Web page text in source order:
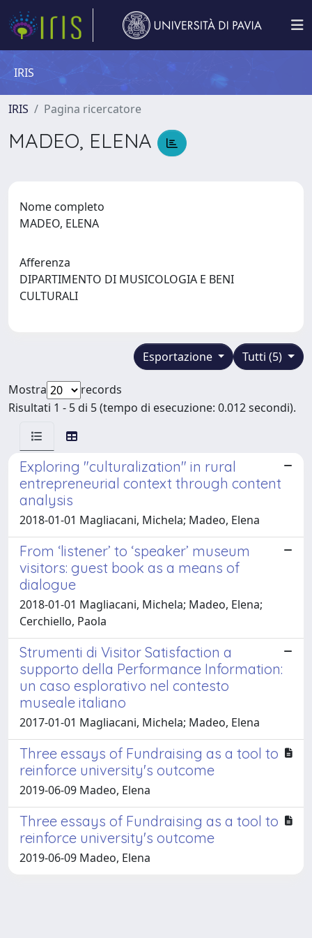
IRIS
IRIS Pagina ricercatore
MADEO, ELENA
Nome completo
MADEO, ELENA
Afferenza
DIPARTIMENTO DI MUSICOLOGIA E BENI
CULTURALI
Tutti (5)
Esportazione
Mostra
records
Risultati 1 - 5 di 5 (tempo di esecuzione: 0.012 secondi).
Exploring "culturalization" in rural
entrepreneurial context through content
analysis
2018-01-01 Magliacani, Michela; Madeo, Elena
From ‘listener’ to ‘speaker’ museum
visitors: guest book as a means of
dialogue
2018-01-01 Magliacani, Michela; Madeo, Elena;
Cerchiello, Paola
Strumenti di Visitor Satisfaction a
supporto della Performance Information:
un caso esplorativo nel contesto
museale italiano
2017-01-01 Magliacani, Michela; Madeo, Elena
Three essays of Fundraising as a tool to
reinforce university's outcome
2019-06-09 Madeo, Elena
Three essays of Fundraising as a tool to
reinforce university's outcome
2019-06-09 Madeo, Elena